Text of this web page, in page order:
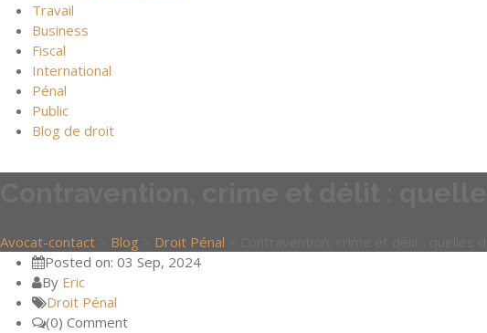
Travail
Business
Fiscal
International
Pénal
Public
Blog de droit
Avocat-contact Blog Droit Pénal
Posted on: 03 Sep, 2024
By Eric
Droit Pénal
(0) Comment